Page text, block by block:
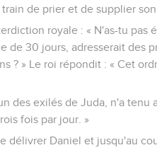
de prier et de supplier son
royale : « N'as-tu pas
de 30 jours, adresserait des
? » Le roi répondit : « Cet
des exilés de Juda, n'a tenu
fois par jour. »
délivrer Daniel et jusqu'au